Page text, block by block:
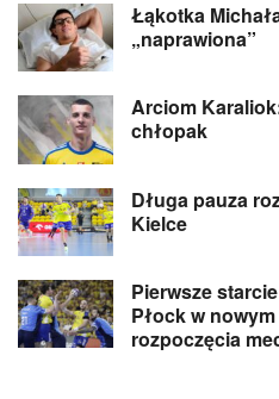
Łąkotka
„naprawiona”
Arciom
chłopak
Długa pauza
Kielce
Pierwsze
Płock w
rozpoczęcia